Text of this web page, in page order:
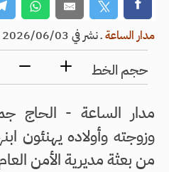
مدار الساعةـنشر في 2026/06/03 الساعة 12:32
حجم الخط
مدار الساعة - الحاج
وزوجته وأولاده يهنئون
من بعثة مديرية الأمن